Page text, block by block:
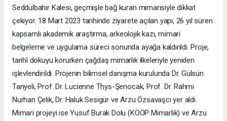
Seddülbahir Kalesi, geçmişle bağ kuran mimarisiyle dikkat
çekiyor. 18 Mart 2023 tarihinde ziyarete açılan yapı, 26 yıl süren
kapsamlı akademik araştırma, arkeolojik kazı, mimari
belgeleme ve uygulama süreci sonunda ayağa kaldırıldı. Proje,
tarihî dokuyu korurken çağdaş mimarlık ilkeleriyle yeniden
işlevlendirildi. Projenin bilimsel danışma kurulunda Dr. Gülsün
Tanyeli, Prof. Dr. Lucienne Thys-Şenocak, Prof. Dr. Rahmi
Nurhan Çelik, Dr. Haluk Sesigür ve Arzu Özsavaşcı yer aldı.
Mimari projeyi ise Yusuf Burak Dolu (KOOP Mimarlık) ve Arzu